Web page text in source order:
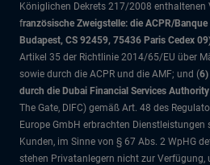
Königlichen Dekrets 217/2008 enthaltenen
französische Zweigstelle: die ACPR/Banque
Budapest, CS 92459, 75436 Paris Cedex
Artikel 35 der Richtlinie 2014/65/EU über
sowie durch die ACPR und die AMF; und (6)
durch die Dubai Financial Services Authority
The Gate, DIFC) gemäß Art. 48 des
Europe GmbH erbrachten Dienstleistungen
Kunden, im Sinne von § 67 Abs. 2 WpHG
stehen Privatanlegern nicht zur